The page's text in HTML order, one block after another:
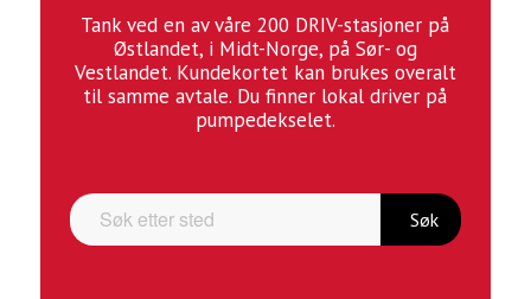
Tank ved en av våre 200 DRIV-stasjoner på
Østlandet, i Midt-Norge, på Sør- og
Vestlandet. Kundekortet kan brukes overalt
til samme avtale. Du finner lokal driver på
pumpedekselet.